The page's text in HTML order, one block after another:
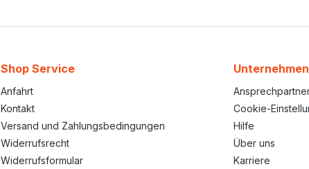
Shop Service
Anfahrt
Kontakt
Versand und Zahlungsbedingungen
Widerrufsrecht
Widerrufsformular
Unternehmen
Cookie-
Hilfe
Über uns
Karriere